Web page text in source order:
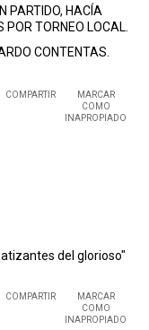
PARTIDO, HACÍA
TORNEO LOCAL.
CONTENTAS.
COMPARTIR
MARCAR
COMO
INAPROPIADO
del glorioso"
COMPARTIR
MARCAR
COMO
INAPROPIADO